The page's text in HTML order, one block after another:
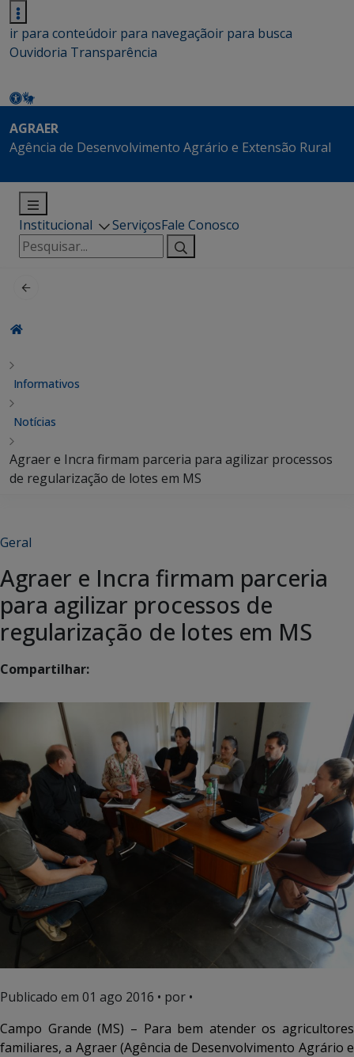
ir para conteúdoir para navegaçãoir para busca
Ouvidoria Transparência
AGRAER
Agência de Desenvolvimento Agrário e Extensão Rural
Institucional ServiçosFale Conosco
Pesquisar
por:
Informativos
Notícias
Agraer e Incra firmam parceria para agilizar processos
de regularização de lotes em MS
Geral
Agraer e Incra firmam parceria
para agilizar processos de
regularização de lotes em MS
Compartilhar:
Publicado em 01 ago 2016 • por •
Campo Grande (MS) – Para bem atender os agricultores
familiares, a Agraer (Agência de Desenvolvimento Agrário e